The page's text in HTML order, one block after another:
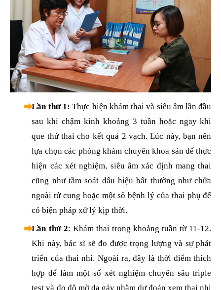
Lần thứ 1: Thực hiện khám thai và siêu âm lần đầu
sau khi chậm kinh khoảng 3 tuần hoặc ngay khi
que thử thai cho kết quả 2 vạch. Lúc này, bạn nên
lựa chọn các phòng khám chuyên khoa sản để thực
hiện các xét nghiệm, siêu âm xác định mang thai
cũng như tầm soát dấu hiệu bất thường như chửa
ngoài tử cung hoặc một số bệnh lý của thai phụ để
có biện pháp xử lý kịp thời.
Lần thứ 2: Khám thai trong khoảng tuần từ 11-12.
Khi này, bác sĩ sẽ đo được trọng lượng và sự phát
triển của thai nhi. Ngoài ra, đây là thời điểm thích
hợp để làm một số xét nghiệm chuyên sâu triple
test và đo độ mờ da gáy nhằm dự đoán xem thai nhi